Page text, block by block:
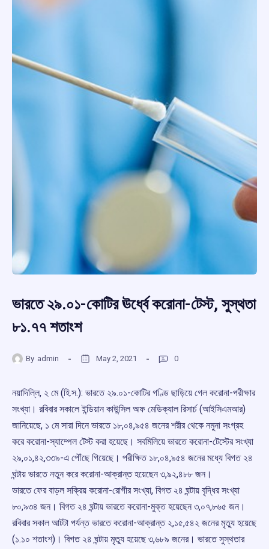
ভারতে ২৯.০১-কোটির ঊর্ধ্বে করোনা-টেস্ট, সুস্থতা
৮১.৭৭ শতাংশ
By admin May 2, 2021 0
নয়াদিল্লি, ২ মে (হি.স.): ভারতে ২৯.০১-কোটির গণ্ডি ছাড়িয়ে গেল করোনা-পরীক্ষার
সংখ্যা। রবিবার সকালে ইন্ডিয়ান কাউন্সিল অফ মেডিক্যাল রিসার্চ (আইসিএমআর)
জানিয়েছে, ১ মে সারা দিনে ভারতে ১৮,০৪,৯৫৪ জনের শরীর থেকে নমুনা সংগ্রহ
করে করোনা-স্যাম্পেল টেস্ট করা হয়েছে। সবমিলিয়ে ভারতে করোনা-টেস্টের সংখ্যা
২৯,০১,৪২,৩৩৯-এ পৌঁছে গিয়েছে। পরীক্ষিত ১৮,০৪,৯৫৪ জনের মধ্যে বিগত ২৪
ঘন্টায় ভারতে নতুন করে করোনা-আক্রান্ত হয়েছেন ৩,৯২,৪৮৮ জন।
ভারতে ফের বাড়ল সক্রিয় করোনা-রোগীর সংখ্যা, বিগত ২৪ ঘন্টায় বৃদ্ধির সংখ্যা
৮০,৯৩৪ জন। বিগত ২৪ ঘন্টায় ভারতে করোনা-মুক্ত হয়েছেন ৩,০৭,৮৬৫ জন।
রবিবার সকাল আটটা পর্যন্ত ভারতে করোনা-আক্রান্ত ২,১৫,৫৪২ জনের মৃত্যু হয়েছে
(১.১০ শতাংশ)। বিগত ২৪ ঘন্টায় মৃত্যু হয়েছে ৩,৬৮৯ জনের। ভারতে সুস্থতার